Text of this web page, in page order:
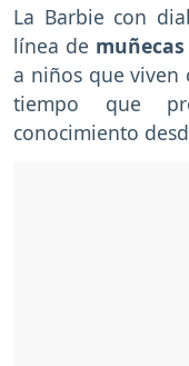
La Barbie con
línea de
a niños que viven
tiempo que
conocimiento